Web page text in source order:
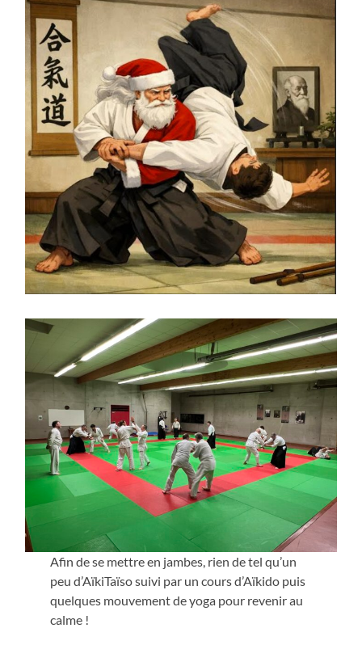
Afin de se mettre en jambes, rien de tel qu’un
peu d’AïkiTaïso suivi par un cours d’Aïkido puis
quelques mouvement de yoga pour revenir au
calme !